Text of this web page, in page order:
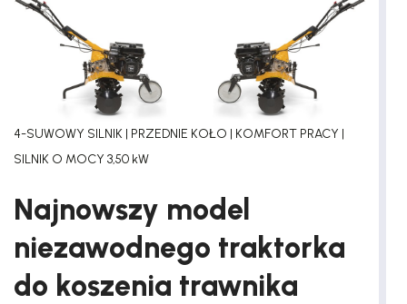
4-SUWOWY SILNIK | PRZEDNIE KOŁO | KOMFORT PRACY |
SILNIK O MOCY 3,50 kW
Najnowszy model
niezawodnego traktorka
do koszenia trawnika